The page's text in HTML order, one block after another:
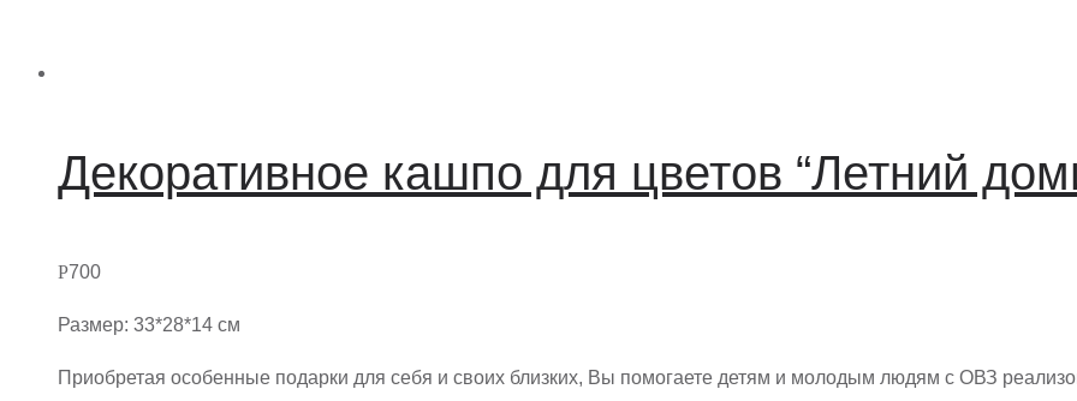
Декоративное кашпо для цветов “Летний
Р700
Размер: 33*28*14 см
Приобретая особенные подарки для себя и своих близких, Вы помогаете детям и молодым людям с ОВЗ